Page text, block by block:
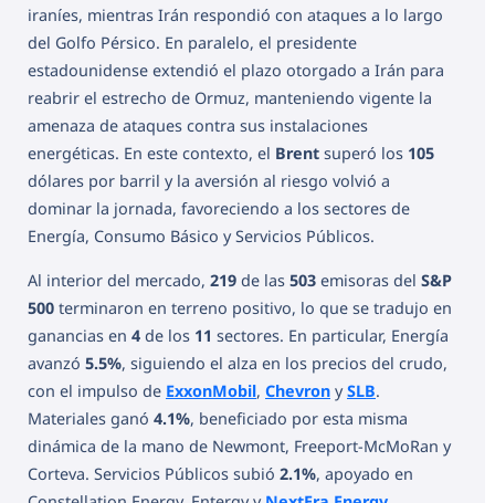
iraníes, mientras Irán respondió con ataques a lo largo
del Golfo Pérsico. En paralelo, el presidente
estadounidense extendió el plazo otorgado a Irán para
reabrir el estrecho de Ormuz, manteniendo vigente la
amenaza de ataques contra sus instalaciones
energéticas. En este contexto, el Brent superó los 105
dólares por barril y la aversión al riesgo volvió a
dominar la jornada, favoreciendo a los sectores de
Energía, Consumo Básico y Servicios Públicos.
Al interior del mercado, 219 de las 503 emisoras del S&P
500 terminaron en terreno positivo, lo que se tradujo en
ganancias en 4 de los 11 sectores. En particular, Energía
avanzó 5.5%, siguiendo el alza en los precios del crudo,
con el impulso de ExxonMobil, Chevron ySLB.
Materiales ganó 4.1%, beneficiado por esta misma
dinámica de la mano de Newmont, Freeport-McMoRan y
Corteva. Servicios Públicos subió 2.1%, apoyado en